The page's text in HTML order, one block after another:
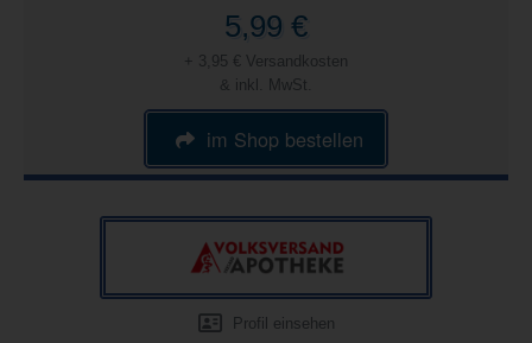
5,99 €
+ 3,95 € Versandkosten
& inkl. MwSt.
im Shop bestellen
Profil einsehen